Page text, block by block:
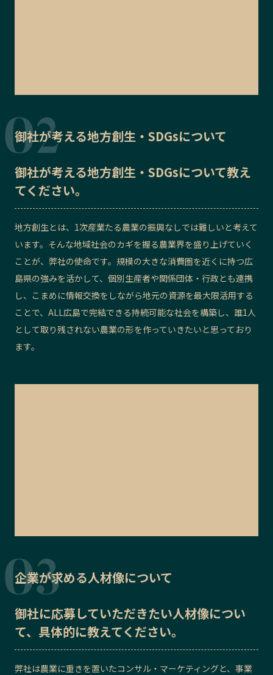
御社が考える地方創生・SDGsについて
御社が考える地方創生・SDGsについて教え
てください。
地方創生とは、1次産業たる農業の振興なしでは難しいと考えて
います。そんな地域社会のカギを握る農業界を盛り上げていく
ことが、弊社の使命です。規模の大きな消費圏を近くに持つ広
島県の強みを活かして、個別生産者や関係団体・行政とも連携
し、こまめに情報交換をしながら地元の資源を最大限活用する
ことで、ALL広島で完結できる持続可能な社会を構築し、誰1人
として取り残されない農業の形を作っていきたいと思っており
ます。
企業が求める人材像について
御社に応募していただきたい人材像につい
て、具体的に教えてください。
弊社は農業に重きを置いたコンサル・マーケティングと、事業